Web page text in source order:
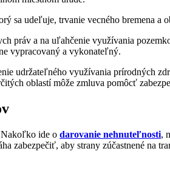
sa udeľuje, trvanie vecného bremena a
práv a na uľahčenie využívania
vypracovaný a vykonateľný.
udržateľného využívania prírodných
oblastí môže zmluva pomôcť
Nakoľko ide o darovanie nehnuteľnosti,
zabezpečiť, aby strany zúčastnené na